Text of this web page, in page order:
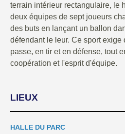
terrain intérieur rectangulaire, le
deux équipes de sept joueurs
des buts en lançant un ballon
défendant le leur. Ce sport exige
passe, en tir et en défense, tout
coopération et l'esprit d'équipe.
LIEUX
HALLE DU PARC